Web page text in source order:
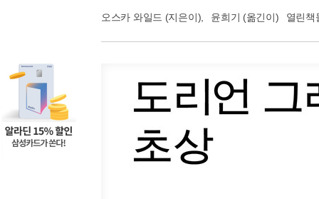
오스카 와일드 (지은이), 윤희기 (옮긴이) 열린책